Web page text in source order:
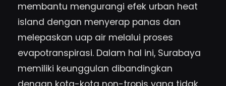
membantu mengurangi efek urban heat
island dengan menyerap panas dan
melepaskan uap air melalui proses
evapotranspirasi. Dalam hal ini, Surabaya
memiliki keunggulan dibandingkan